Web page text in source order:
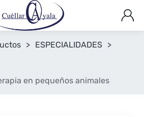
> ESPECIALIDADES >
en pequeños animales